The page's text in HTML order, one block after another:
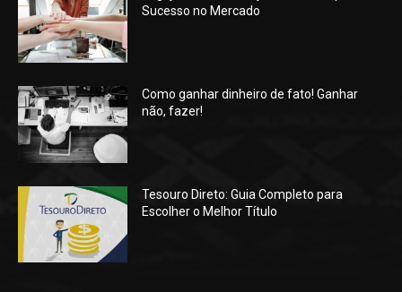
Sucesso no Mercado
Como ganhar dinheiro de fato! Ganhar
não, fazer!
Tesouro Direto: Guia Completo para
Escolher o Melhor Título